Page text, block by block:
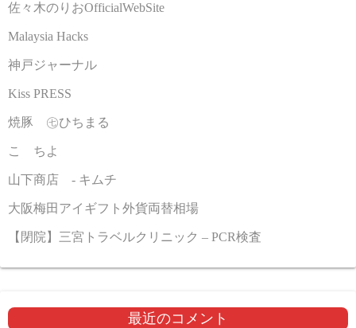
佐々木のりおOfficialWebSite
Malaysia Hacks
神戸ジャーナル
Kiss PRESS
焼豚 ㊆ひちまる
こゝちよ
山下商店 - キムチ
大阪梅田アイギフト外貨両替相場
【閉院】三宮トラベルクリニック – PCR検査
最近のコメント